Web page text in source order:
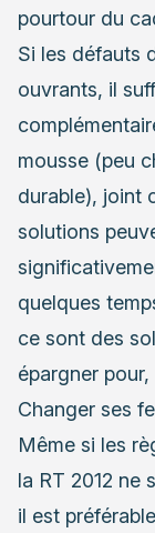
pourtour du
Si les défauts
ouvrants, il
mousse (peu
durable), joint
solutions
quelques
ce sont des
épargner
Changer ses
Même si les
la RT 2012 ne
il est